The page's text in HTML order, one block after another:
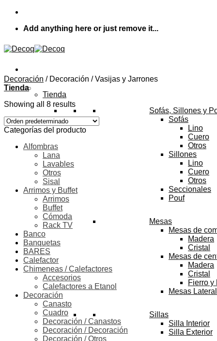
Skip
contentAdd anything here or just remove it...
Tienda
Sofás, Sillones y
Sofás
Lino
Cuero
Otros
Sillones
Lino
Cuero
Otros
Seccionales
Pouf
Mesas
Mesas de
Madera
Cristal
Mesas de
Madera
Cristal
Fierro y
Mesas
Sillas
Silla Interior
Silla Exterior
Decoración /Decoración / Vasijas y Jarrones
Tienda
Showing all 8 results
Categorías del producto
Alfombras
Lana
Lavables
Otros
Sisal
Arrimos y Buffet
Arrimos
Buffet
Cómoda
Rack TV
Banco
Banquetas
BARES
Calefactor
Chimeneas / Calefactores
Accesorios
Calefactores a Etanol
Decoración
Canasto
Cuadro
Decoración / Canastos
Decoración / Decoración
Decoración / Otros